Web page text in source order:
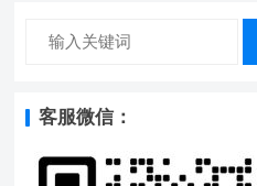
客服微信：